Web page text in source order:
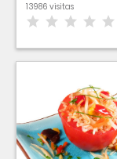
13986 visitas